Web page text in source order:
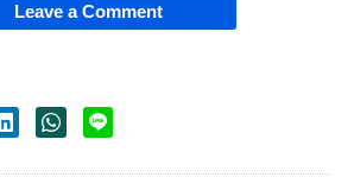
Leave a Comment